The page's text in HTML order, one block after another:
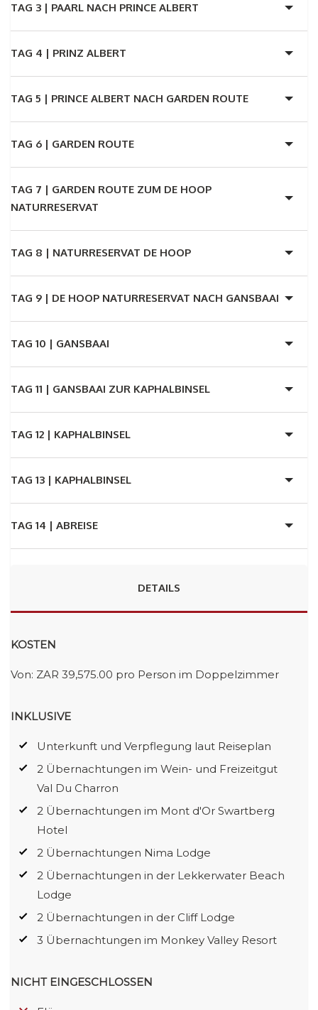
TAG 3 | PAARL NACH PRINCE ALBERT
TAG 4 | PRINZ ALBERT
TAG 5 | PRINCE ALBERT NACH GARDEN ROUTE
TAG 6 | GARDEN ROUTE
TAG 7 | GARDEN ROUTE ZUM DE HOOP
NATURRESERVAT
TAG 8 | NATURRESERVAT DE HOOP
TAG 9 | DE HOOP NATURRESERVAT NACH GANSBAAI
TAG 10 | GANSBAAI
TAG 11 | GANSBAAI ZUR KAPHALBINSEL
TAG 12 | KAPHALBINSEL
TAG 13 | KAPHALBINSEL
TAG 14 | ABREISE
DETAILS
KOSTEN
Von: ZAR 39,575.00 pro Person im Doppelzimmer
INKLUSIVE
Unterkunft und Verpflegung laut Reiseplan
2 Übernachtungen im Wein- und Freizeitgut
Val Du Charron
2 Übernachtungen im Mont d'Or Swartberg
Hotel
2 Übernachtungen Nima Lodge
2 Übernachtungen in der Lekkerwater Beach
Lodge
2 Übernachtungen in der Cliff Lodge
3 Übernachtungen im Monkey Valley Resort
NICHT EINGESCHLOSSEN